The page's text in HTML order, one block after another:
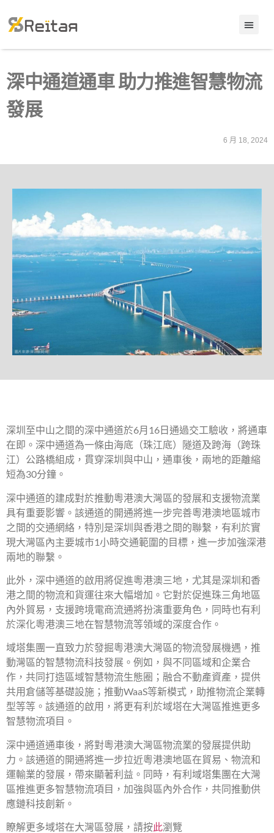
深中通道通車 助力推進智慧物流
發展
6 月 18, 2024
深圳至中山之間的深中通道於6月16日通過交工驗收，將通車
在即。深中通道為一條由海底（珠江底）隧道及跨海（跨珠
江）公路橋組成，貫穿深圳與中山，通車後，兩地的距離縮
短為30分鐘。
深中通道的建成對於推動粵港澳大灣區的發展和支援物流業
具有重要影響。該通道的開通將進一步完善粵港澳地區城市
之間的交通網絡，特別是深圳與香港之間的聯繫，有利於實
現大灣區內主要城市1小時交通範圍的目標，進一步加強深港
兩地的聯繫。
此外，深中通道的啟用將促進粵港澳三地，尤其是深圳和香
港之間的物流和貨運往來大幅增加。它對於促進珠三角地區
內外貿易，支援跨境電商流通將扮演重要角色，同時也有利
於深化粵港澳三地在智慧物流等領域的深度合作。
域塔集團一直致力於發掘粵港澳大灣區的物流發展機遇，推
動灣區的智慧物流科技發展。例如，與不同區域和企業合
作，共同打造區域智慧物流生態圈；融合不動產資產，提供
共用倉儲等基礎設施；推動WaaS等新模式，助推物流企業轉
型等等。該通道的啟用，將更有利於域塔在大灣區推進更多
智慧物流項目。
深中通道通車後，將對粵港澳大灣區物流業的發展提供助
力。該通道的開通將進一步拉近粵港澳地區在貿易、物流和
運輸業的發展，帶來顯著利益。同時，有利域塔集團在大灣
區推進更多智慧物流項目，加強與區內外合作，共同推動供
應鏈科技創新。
瞭解更多域塔在大灣區發展，請按此瀏覽